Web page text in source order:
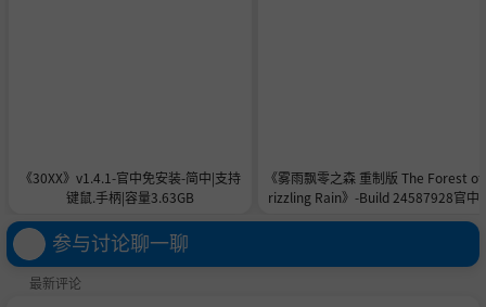
《30XX》v1.4.1-官中免安装-简中|支持
键鼠.手柄|容量3.63GB
《雾雨飘零之森 重制版 The Forest of
rizzling Rain》-Build 24587928官中
参与讨论聊一聊
最新评论